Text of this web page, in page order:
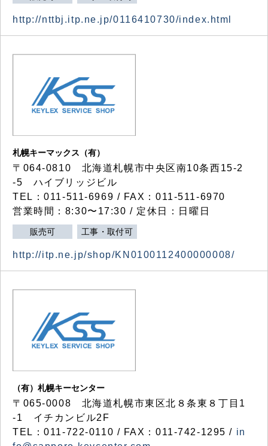
http://nttbj.itp.ne.jp/0116410730/index.html
札幌キーマックス（有）
〒064-0810 北海道札幌市中央区南10条西15-2
-5 ハイブリッジビル
TEL：011-511-6969 / FAX：011-511-6970
営業時間：8:30〜17:30 / 定休日：日曜日
販売可 工事・取付可
http://itp.ne.jp/shop/KN0100112400000008/
（有）札幌キーセンター
〒065-0008 北海道札幌市東区北８条東８丁目1
-1 イチカンビル2F
TEL：011-722-0110 / FAX：011-742-1295 / in